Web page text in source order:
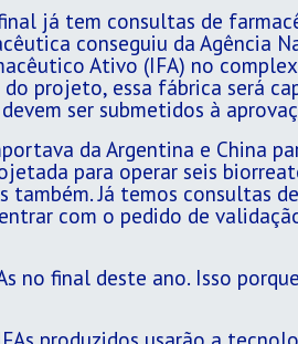
já tem consultas de
conseguiu da Agência
Ativo (IFA) no
projeto, essa fábrica será
ser submetidos à
da Argentina e China
para operar seis
também. Já temos consultas
com o pedido de
no final deste ano. Isso